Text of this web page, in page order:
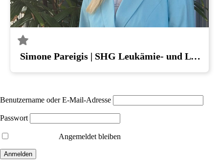
Simone Pareigis | SHG Leukämie- und Lymphompatienten Halle (Saale)
Benutzername oder E-Mail-Adresse
Passwort
Angemeldet bleiben